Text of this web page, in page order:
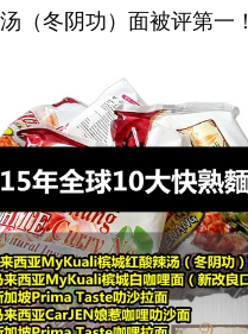
（冬阴功）面被评第一！